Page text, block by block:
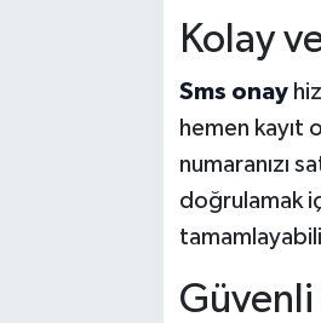
Kolay
Sms onay
hemen kayıt
numaranızı
doğrulamak
Güvenli